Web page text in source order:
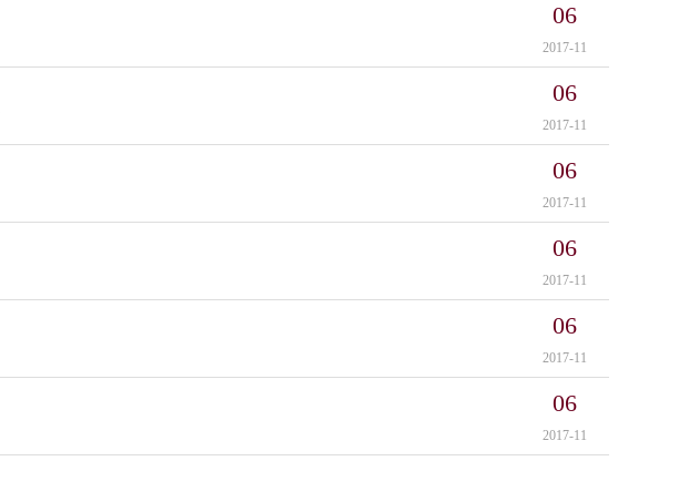
06
2017-11
06
2017-11
06
2017-11
06
2017-11
06
2017-11
06
2017-11